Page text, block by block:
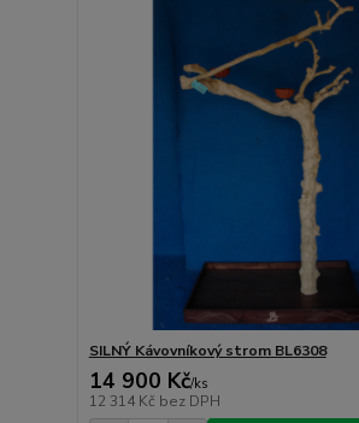
SILNÝ Kávovníkový strom BL6308
14 900 Kč/ks
12 314 Kč bez DPH